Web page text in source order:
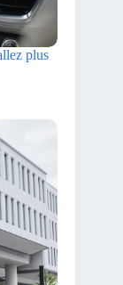
plus